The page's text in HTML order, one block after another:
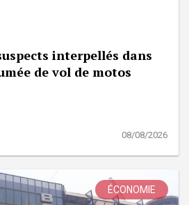
interpellés dans
de vol de motos
08/08/2026
ÉCONOMIE